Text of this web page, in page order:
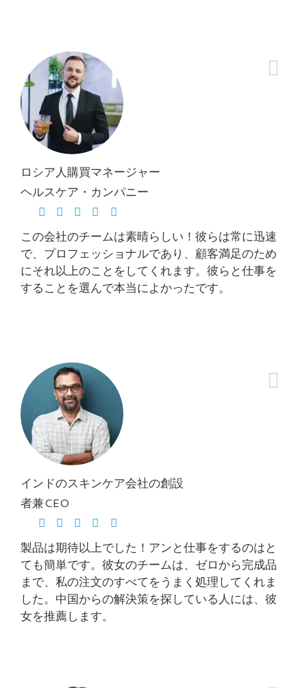
ロシア人購買マネージャー
ヘルスケア・カンパニー
この会社のチームは素晴らしい！彼らは常に迅速
で、プロフェッショナルであり、顧客満足のため
にそれ以上のことをしてくれます。彼らと仕事を
することを選んで本当によかったです。
インドのスキンケア会社の創設
者兼CEO
製品は期待以上でした！アンと仕事をするのはと
ても簡単です。彼女のチームは、ゼロから完成品
まで、私の注文のすべてをうまく処理してくれま
した。中国からの解決策を探している人には、彼
女を推薦します。